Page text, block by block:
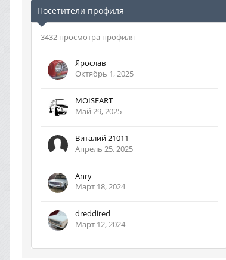
Посетители профиля
3432 просмотра профиля
Ярослав
Октябрь 1, 2025
MOISEART
Май 29, 2025
Виталий 21011
Апрель 25, 2025
Anry
Март 18, 2024
dreddired
Март 12, 2024